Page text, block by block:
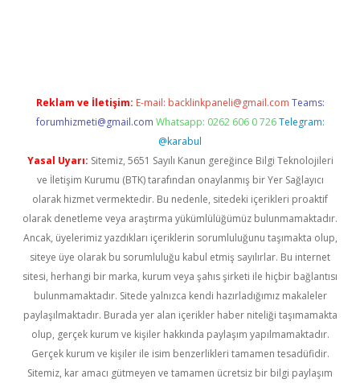
Reklam ve İletişim: E-mail: backlinkpaneli@gmail.com Teams:
forumhizmeti@gmail.com Whatsapp: 0262 606 0 726 Telegram:
@karabul
Yasal Uyarı: Sitemiz, 5651 Sayılı Kanun gereğince Bilgi Teknolojileri
ve İletişim Kurumu (BTK) tarafından onaylanmış bir Yer Sağlayıcı
olarak hizmet vermektedir. Bu nedenle, sitedeki içerikleri proaktif
olarak denetleme veya araştırma yükümlülüğümüz bulunmamaktadır.
Ancak, üyelerimiz yazdıkları içeriklerin sorumluluğunu taşımakta olup,
siteye üye olarak bu sorumluluğu kabul etmiş sayılırlar. Bu internet
sitesi, herhangi bir marka, kurum veya şahıs şirketi ile hiçbir bağlantısı
bulunmamaktadır. Sitede yalnızca kendi hazırladığımız makaleler
paylaşılmaktadır. Burada yer alan içerikler haber niteliği taşımamakta
olup, gerçek kurum ve kişiler hakkında paylaşım yapılmamaktadır.
Gerçek kurum ve kişiler ile isim benzerlikleri tamamen tesadüfidir.
Sitemiz, kar amacı gütmeyen ve tamamen ücretsiz bir bilgi paylaşım